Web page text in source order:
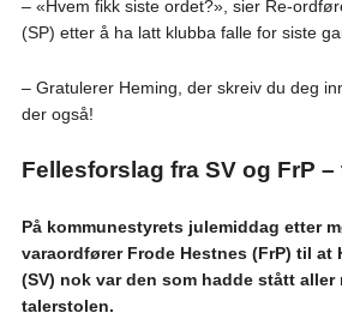
– «Hvem fikk siste ordet?», sier Re-
(SP) etter å ha latt klubba falle for siste
– Gratulerer Heming, der skreiv du deg
der også!
Fellesforslag fra SV og FrP –
På kommunestyrets julemiddag etter
varaordfører Frode Hestnes (FrP) til at
(SV) nok var den som hadde stått aller
talerstolen.